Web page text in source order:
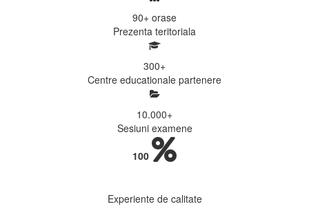
90+ orase
Prezenta teritoriala
300+
Centre educationale partenere
10.000+
Sesiuni examene
100
Experiente de calitate